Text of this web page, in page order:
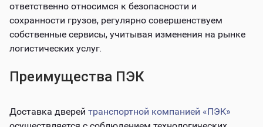
ответственно относимся к безопасности и
сохранности грузов, регулярно совершенствуем
собственные сервисы, учитывая изменения на рынке
логистических услуг.
Преимущества ПЭК
Доставка дверей транспортной компанией «ПЭК»